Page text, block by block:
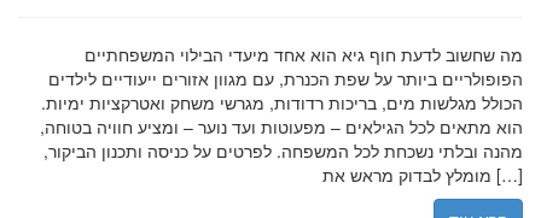
מה שחשוב לדעת חוף גיא הוא אחד מיעדי הבילוי המשפחתיים
הפופולריים ביותר על שפת הכנרת, עם מגוון אזורים ייעודיים לילדים
הכולל מגלשות מים, בריכות רדודות, מגרשי משחק ואטרקציות ימיות.
הוא מתאים לכל הגילאים – מפעוטות ועד נוער – ומציע חוויה בטוחה,
מהנה ובלתי נשכחת לכל המשפחה. לפרטים על כניסה ותכנון הביקור,
מומלץ לבדוק מראש את […]